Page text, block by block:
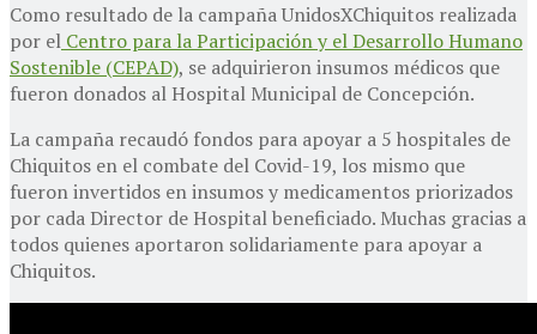
Como resultado de la campaña UnidosXChiquitos realizada
por el Centro para la Participación y el Desarrollo Humano
Sostenible (CEPAD), se adquirieron insumos médicos que
fueron donados al Hospital Municipal de Concepción.
La campaña recaudó fondos para apoyar a 5 hospitales de
Chiquitos en el combate del Covid-19, los mismo que
fueron invertidos en insumos y medicamentos priorizados
por cada Director de Hospital beneficiado. Muchas gracias a
todos quienes aportaron solidariamente para apoyar a
Chiquitos.